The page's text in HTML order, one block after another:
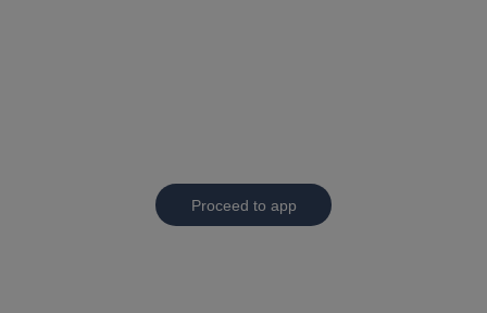
Proceed to app